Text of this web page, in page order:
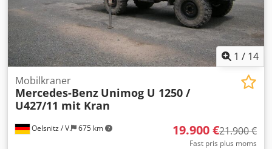
1 / 14
Oelsnitz / V. 675 km
Mobilkraner
Mercedes-Benz Unimog U 1250 /
U427/11 mit Kran
19.900 €21.900 €
Fast pris plus moms